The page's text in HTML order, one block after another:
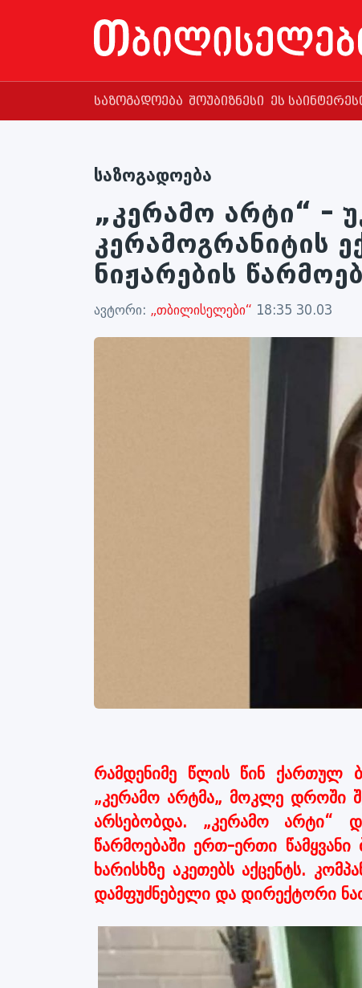
საზოგადოება შოუბიზნესი ეს
საზოგადოება
„კერამო არტი“ –
კერამოგრანიტის
ნიჟარების
ავტორი: „თბილისელები“ 18:35 30.03
რამდენიმე წლის წინ ქართულ
„კერამო არტმა„ მოკლე დროში
არსებობდა. „კერამო არტი“
წარმოებაში ერთ-ერთი
ხარისხზე აკეთებს აქცენტს.
დამფუძნებელი და დირექტორი